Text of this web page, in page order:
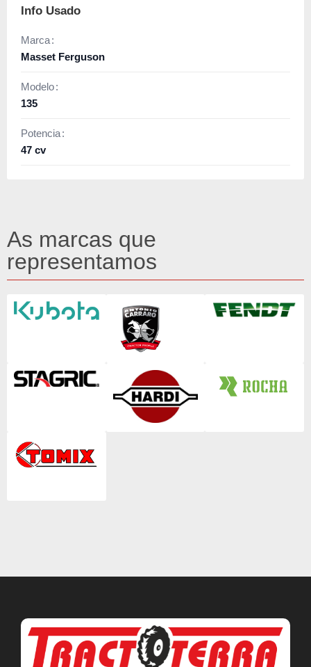
Info Usado
Marca
Masset Ferguson
Modelo
135
Potencia
47 cv
As marcas que
representamos